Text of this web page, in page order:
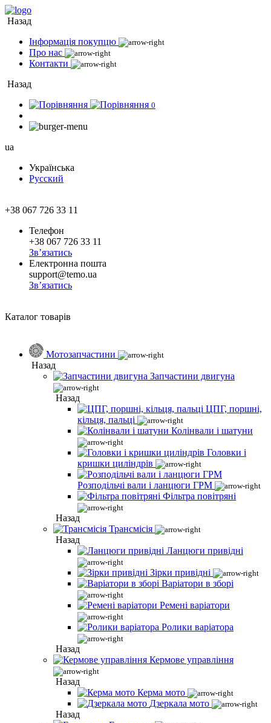
Назад
Інформація покупцю
Про нас
Контакти
Назад
0
ua
Українська
Русский
+38 067 726 33 11
Телефон
+38 067 726 33 11
Зв’язатись
Електронна пошта
support@temo.ua
Зв’язатись
Каталог товарів
Мотозапчастини
Назад
Запчастини двигуна
Назад
ЦПГ, поршні,
кільця, пальці
Колінвали і шатуни
Головки і
кришки циліндрів
Розподільчі вали і ланцюги ГРМ
Фільтра повітряні
Назад
Трансмісія
Назад
Ланцюги привідні
Зірки привідні
Варіатори в зборі
Ремені варіатори
Ролики варіатора
Назад
Кермове управління
Назад
Керма мото
Дзеркала мото
Назад